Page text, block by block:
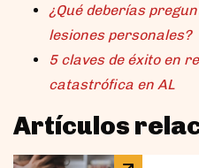
¿Qué deberías
lesiones personales?
5 claves de éxito en
catastrófica en AL
Artículos